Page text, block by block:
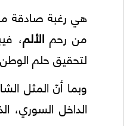
هي رغبة صادقة
من رحمالألم،
لتحقيق حلم
وبما أنّ المثل
الداخل السوري،